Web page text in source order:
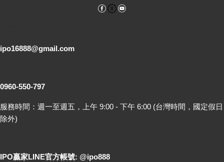
Facebook
ipo16888@gmail.com
0960-550-797
服務時間：週一至週五，上午 9:00 - 下午 6:00 (台灣時間，國定假日
除外)
IPO贏家LINE官方帳號: @ipo888